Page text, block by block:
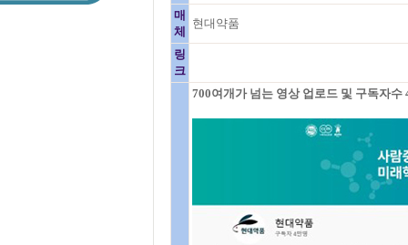
매
체
현대약품
링
크
700여개가 넘는 영상 업로드 및 구독자수